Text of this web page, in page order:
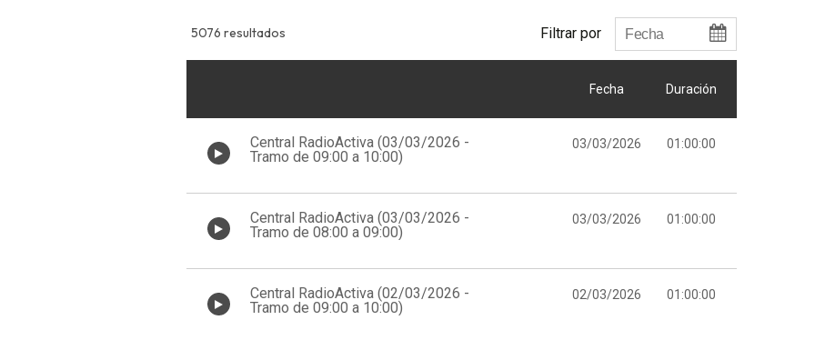
5076 resultados Filtrar por
Fecha Duración
Central RadioActiva (03/03/2026 -
Tramo de 09:00 a 10:00)
03/03/2026 01:00:00
Central RadioActiva (03/03/2026 -
Tramo de 08:00 a 09:00)
03/03/2026 01:00:00
Central RadioActiva (02/03/2026 -
Tramo de 09:00 a 10:00)
02/03/2026 01:00:00